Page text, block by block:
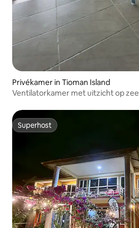
Privékamer in Tioman Island
Ventilatorkamer met uitzicht op zee
Superhost
Superhost